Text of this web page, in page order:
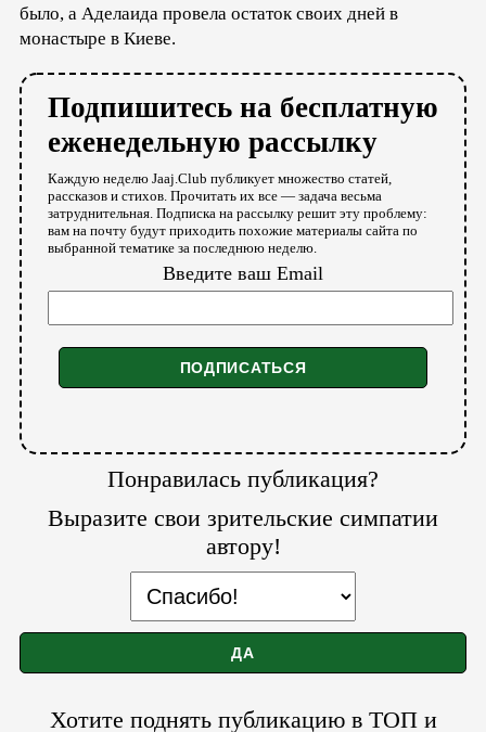
было, а Аделаида провела остаток своих дней в
монастыре в Киеве.
Подпишитесь на бесплатную
еженедельную рассылку
Каждую неделю Jaaj.Club публикует множество статей,
рассказов и стихов. Прочитать их все — задача весьма
затруднительная. Подписка на рассылку решит эту проблему:
вам на почту будут приходить похожие материалы сайта по
выбранной тематике за последнюю неделю.
Введите ваш Email
Понравилась публикация?
Выразите свои зрительские симпатии
автору!
Хотите поднять публикацию в ТОП и